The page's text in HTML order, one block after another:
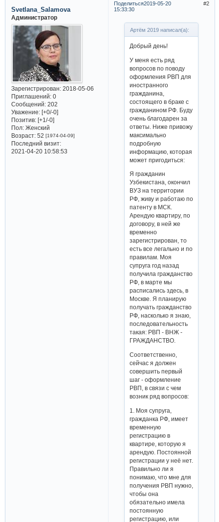
Поделиться 2
2019-05-20
15:33:30
Svetlana_Salamova
Администратор
Зарегистрирован: 2018-05-06
Приглашений:0
Сообщений:202
Уважение: [+0/-0]
Позитив: [+1/-0]
Пол:Женский
Возраст:52 [1974-04-09]
Последний визит:
2021-04-20 10:58:53
Артём 2019 написал(а):
Добрый день!
У меня есть ряд
вопросов по поводу
оформления РВП для
иностранного
гражданина,
состоящего в браке с
гражданином РФ. Буду
очень благодарен за
ответы. Ниже привожу
максимально
подробную
информацию, которая
может пригодиться:
Я гражданин
Узбекистана, окончил
ВУЗ на территории
РФ, живу и работаю по
патенту в МСК.
Арендую квартиру, по
договору, в ней же
временно
зарегистрирован, то
есть все легально и по
правилам. Моя
супруга год назад
получила гражданство
РФ, в марте мы
расписались здесь, в
Москве. Я планирую
получать гражданство
РФ, насколько я знаю,
последовательность
такая: РВП - ВНЖ -
ГРАЖДАНСТВО.
Соответственно,
сейчас я должен
совершить первый
шаг - оформление
РВП, в связи с чем
возник ряд вопросов:
1. Моя супруга,
гражданка РФ, имеет
временную
регистрацию в
квартире, которую я
арендую. Постоянной
регистрации у неё нет.
Правильно ли я
понимаю, что мне для
получения РВП нужно,
чтобы она
обязательно имела
постоянную
регистрацию, или